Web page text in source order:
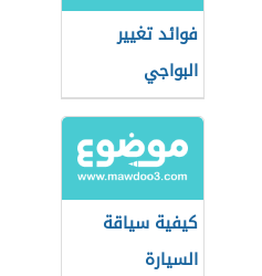
فوائد تغيير
البواجي
كيفية سياقة
السيارة